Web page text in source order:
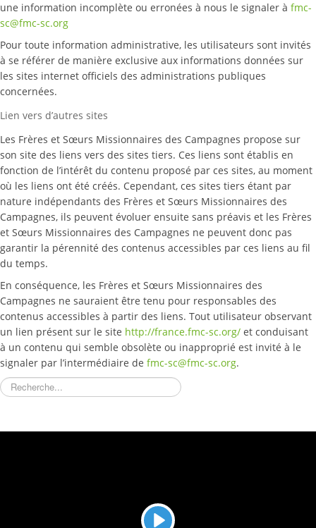
une information incomplète ou erronées à nous le signaler à fmc-
sc@fmc-sc.org
Pour toute information administrative, les utilisateurs sont invités
à se référer de manière exclusive aux informations données sur
les sites internet officiels des administrations publiques
concernées.
Lien vers d’autres sites
Les Frères et Sœurs Missionnaires des Campagnes propose sur
son site des liens vers des sites tiers. Ces liens sont établis en
fonction de l’intérêt du contenu proposé par ces sites, au moment
où les liens ont été créés. Cependant, ces sites tiers étant par
nature indépendants des Frères et Sœurs Missionnaires des
Campagnes, ils peuvent évoluer ensuite sans préavis et les Frères
et Sœurs Missionnaires des Campagnes ne peuvent donc pas
garantir la pérennité des contenus accessibles par ces liens au fil
du temps.
En conséquence, les Frères et Sœurs Missionnaires des
Campagnes ne sauraient être tenu pour responsables des
contenus accessibles à partir des liens. Tout utilisateur observant
un lien présent sur le site http://france.fmc-sc.org/ et conduisant
à un contenu qui semble obsolète ou inapproprié est invité à le
signaler par l’intermédiaire de fmc-sc@fmc-sc.org.
Rechercher